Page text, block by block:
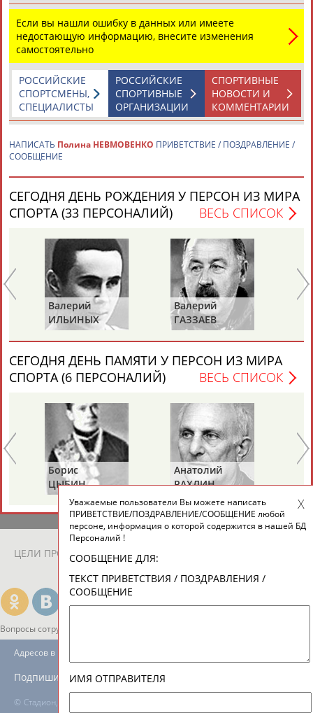
АБДРАХМАНОВАБДРАХМАНОВААБДУВАЛИЕВ
АБДУЛАЕВ
Рамазан
АБДУЛАЕВ
Тагир
АБДУЛАЕВ
Камиль
АБДУЛАЗИЗОВ
Загалав
АБДУЛБЕКОВ
АБДУЛДАУДОВАБДУЛЖАЛИЛОВАБДУЛКАГИРОВАБДУЛЛАЕВ
24 персон из 13181
ЕЩЁ ПЕРСОНЫ
ТАБЛО АКТИВНОСТИ
ЦЕЛИ ПРОЕКТА КОНТАКТЫ
Вопросы сотрудничества и совместной деятельности
© Стадион, 1998-2026
Адресов в новостной рассылке: 996
Подпишись
Если вы нашли ошибку в данных или имеете
недостающую информацию, внесите изменения
самостоятельно
СПОРТИВНЫЕ
НОВОСТИ И
КОММЕНТАРИИ
РОССИЙСКИЕ
СПОРТИВНЫЕ
ОРГАНИЗАЦИИ
РОССИЙСКИЕ
СПОРТСМЕНЫ,
СПЕЦИАЛИСТЫ
НАПИСАТЬ Полина НЕВМОВЕНКО ПРИВЕТСТВИЕ / ПОЗДРАВЛЕНИЕ /
СООБЩЕНИЕ
СЕГОДНЯ ДЕНЬ РОЖДЕНИЯ У ПЕРСОН ИЗ МИРА
СПОРТА (33 ПЕРСОНАЛИЙ)
ВЕСЬ СПИСОК
Валерий
ИЛЬИНЫХ
Валерий
ГАЗЗАЕВ
СЕГОДНЯ ДЕНЬ ПАМЯТИ У ПЕРСОН ИЗ МИРА
СПОРТА (6 ПЕРСОНАЛИЙ)
ВЕСЬ СПИСОК
Борис
ЦЫБИН
Анатолий
РАХЛИН
Уважаемые пользователи Вы можете написать
ПРИВЕТСТВИЕ/ПОЗДРАВЛЕНИЕ/СООБЩЕНИЕ любой
персоне, информация о которой содержится в нашей БД
Персоналий !
СООБЩЕНИЕ ДЛЯ:
ТЕКСТ ПРИВЕТСТВИЯ / ПОЗДРАВЛЕНИЯ /
СООБЩЕНИЕ
ИМЯ ОТПРАВИТЕЛЯ